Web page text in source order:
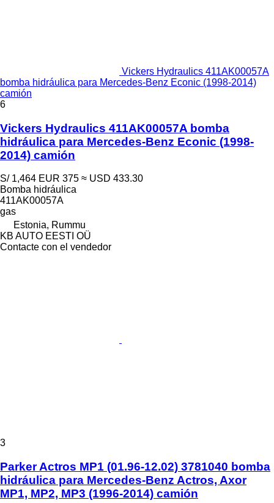
Vickers Hydraulics 411AK00057A
bomba hidráulica para Mercedes-Benz Econic (1998-2014)
camión
6
Vickers Hydraulics 411AK00057A bomba
hidráulica para Mercedes-Benz Econic (1998-
2014) camión
S/ 1,464 EUR 375 ≈ USD 433.30
Bomba hidráulica
411AK00057A
gas
Estonia, Rummu
KB AUTO EESTI OÜ
Contacte con el vendedor
3
Parker Actros MP1 (01.96-12.02) 3781040 bomba
hidráulica para Mercedes-Benz Actros, Axor
MP1, MP2, MP3 (1996-2014) camión